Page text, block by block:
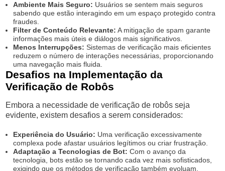
Ambiente Mais Seguro: Usuários se sentem mais seguros
sabendo que estão interagindo em um espaço protegido contra
fraudes.
Filter de Conteúdo Relevante: A mitigação de spam garante
informações mais úteis e diálogos mais significativos.
Menos Interrupções: Sistemas de verificação mais eficientes
reduzem o número de interações necessárias, proporcionando
uma navegação mais fluida.
Desafios na Implementação da
Verificação de Robôs
Embora a necessidade de verificação de robôs seja
evidente, existem desafios a serem considerados:
Experiência do Usuário: Uma verificação excessivamente
complexa pode afastar usuários legítimos ou criar frustração.
Adaptação a Tecnologias de Bot: Com o avanço da
tecnologia, bots estão se tornando cada vez mais sofisticados,
exigindo que os métodos de verificação também evoluam.